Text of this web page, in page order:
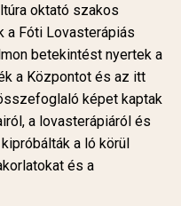
oktató szakos
a Fóti Lovasterápiás
betekintést nyertek a
a Központot és az itt
képet kaptak
a lovasterápiáról és
a ló körül
és a